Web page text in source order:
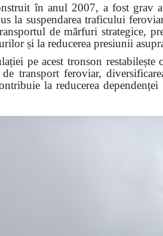
în anul 2007, a fost grav
la suspendarea traficului
de mărfuri strategice,
și la reducerea presiunii
pe acest tronson
de transport feroviar,
la reducerea